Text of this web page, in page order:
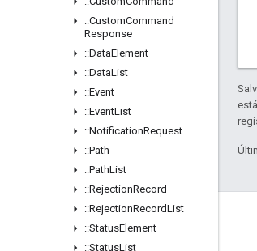
::CustomCommand
Response
::DataElement
::DataList
::Event
::EventList
::NotificationRequest
::Path
::PathList
::RejectionRecord
::RejectionRecordList
::StatusElement
::StatusList
OpenWeave